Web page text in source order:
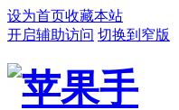
设为首页收藏本站
开启辅助访问 切换到窄版